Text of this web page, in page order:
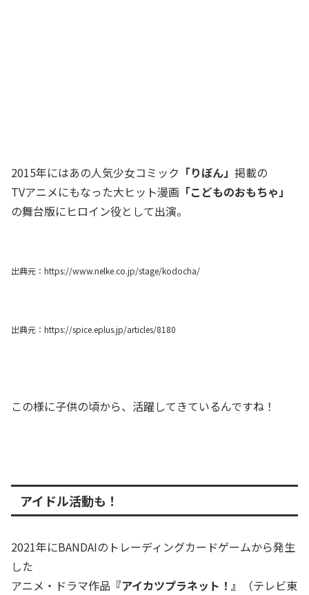
2015年にはあの人気少女コミック 「りぼん」 掲載の
TVアニメにもなった大ヒット漫画 「こどものおもちゃ」
の舞台版にヒロイン役として出演。
出典元：https://www.nelke.co.jp/stage/kodocha/
出典元：https://spice.eplus.jp/articles/8180
この様に子供の頃から、活躍してきているんですね！
アイドル活動も！
2021年にBANDAIのトレーディングカードゲームから発生
した
アニメ・ドラマ作品 『アイカツプラネット！』
（テレビ東